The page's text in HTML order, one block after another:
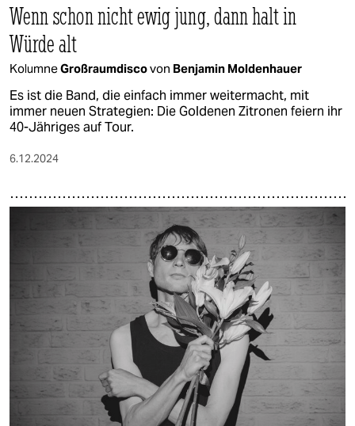
Wenn schon nicht ewig jung, dann halt in
Würde alt
KolumneGroßraumdiscovon Benjamin Moldenhauer
Es ist die Band, die einfach immer weitermacht, mit
immer neuen Strategien: Die Goldenen Zitronen feiern ihr
40-Jähriges auf Tour.
6.12.2024